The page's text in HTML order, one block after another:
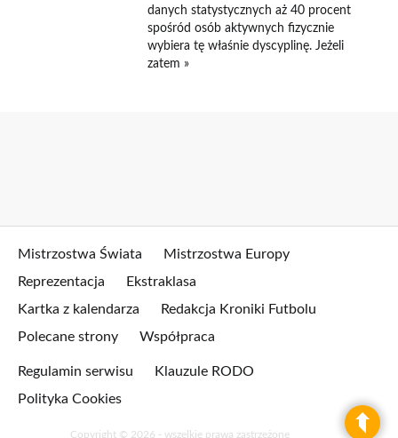
danych statystycznych aż 40 procent
spośród osób aktywnych fizycznie
wybiera tę właśnie dyscyplinę. Jeżeli
zatem »
Mistrzostwa Świata
Mistrzostwa Europy
Reprezentacja
Ekstraklasa
Kartka z kalendarza
Redakcja Kroniki Futbolu
Polecane strony
Współpraca
Regulamin serwisu
Klauzule RODO
Polityka Cookies
Copyright © 2026 - wszelkie prawa zastrzeżone